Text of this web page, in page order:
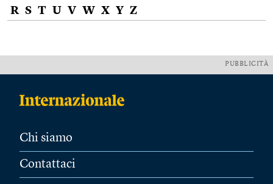
R S T U V W X Y Z
PUBBLICITÀ
Chi siamo
Contattaci